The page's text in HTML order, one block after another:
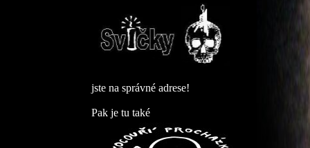
jste na správné adrese!
Pak je tu také